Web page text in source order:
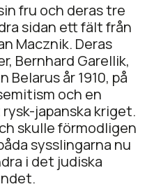
fru och deras tre
sidan ett fält från
Macznik. Deras
Bernhard Garellik,
år 1910, på
och en
japanska kriget.
skulle förmodligen
sysslingarna nu
i det judiska